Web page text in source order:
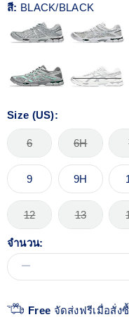
สี: BLACK/BLACK
Size (US):
6 6H
9 9H
12 13
จำนวน:
Free จัดส่งฟรีเมื่อสั่ง